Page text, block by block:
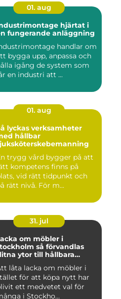
01. aug
hjärtat i
fungerande anläggning
handlar om
bygga upp, anpassa och
igång de system som
en industri att ...
01. aug
lyckas verksamheter
hållbar
trygg vård bygger på att
kompetens finns på
vid rätt tidpunkt och
rätt nivå. För m...
31. jul
om möbler i
så förvandlas
ytor till hållbara
låta lacka om möbler i
för att köpa nytt har
ett medvetet val för
i Stockho...